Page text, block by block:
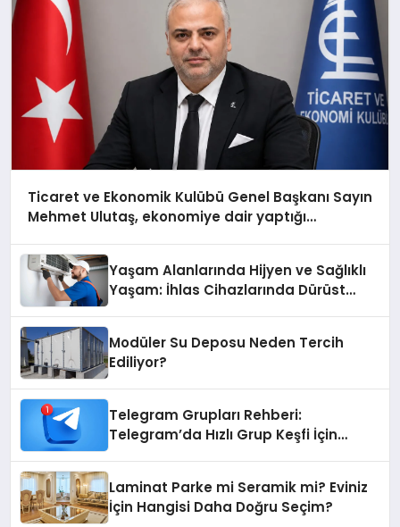
Ticaret ve Ekonomik Kulübü Genel Başkanı Sayın
Mehmet Ulutaş, ekonomiye dair yaptığı
Yaşam Alanlarında Hijyen ve Sağlıklı
Yaşam: İhlas Cihazlarında Dürüst
Modüler Su Deposu Neden Tercih
Ediliyor?
Telegram Grupları Rehberi:
Telegram’da Hızlı Grup Keşfi İçin
Laminat Parke mi Seramik mi? Eviniz
İçin Hangisi Daha Doğru Seçim?